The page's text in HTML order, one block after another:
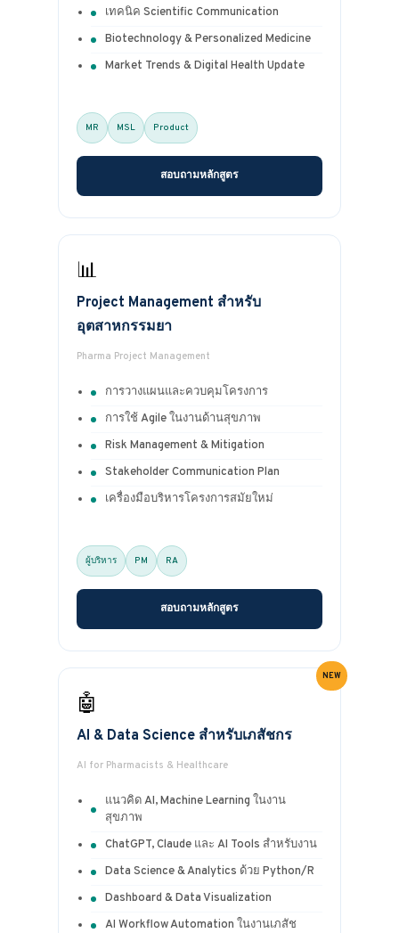
เทคนิค Scientific Communication
Biotechnology & Personalized Medicine
Market Trends & Digital Health Update
MR MSL Product
สอบถามหลักสูตร
📊
Project Management สำหรับ
อุตสาหกรรมยา
Pharma Project Management
การวางแผนและควบคุมโครงการ
การใช้ Agile ในงานด้านสุขภาพ
Risk Management & Mitigation
Stakeholder Communication Plan
เครื่องมือบริหารโครงการสมัยใหม่
ผู้บริหาร PM RA
สอบถามหลักสูตร
🤖
AI & Data Science สำหรับเภสัชกร
AI for Pharmacists & Healthcare
แนวคิด AI, Machine Learning ในงาน
สุขภาพ
ChatGPT, Claude และ AI Tools สำหรับงาน
Data Science & Analytics ด้วย Python/R
Dashboard & Data Visualization
AI Workflow Automation ในงานเภสัช